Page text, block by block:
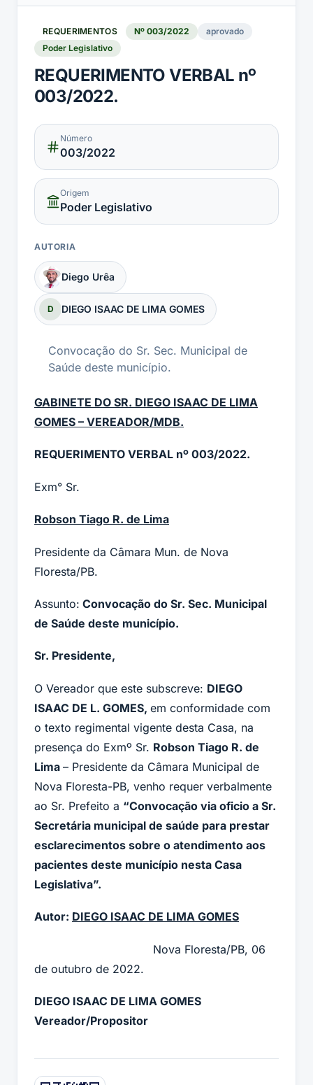
REQUERIMENTOS Nº 003/2022
aprovado
Poder Legislativo
REQUERIMENTO VERBAL nº
003/2022.
Número
003/2022
Origem
Poder Legislativo
AUTORIA
Diego Urêa
D DIEGO ISAAC DE LIMA GOMES
Convocação do Sr. Sec. Municipal de
Saúde deste município.
GABINETE DO SR. DIEGO ISAAC DE LIMA
GOMES – VEREADOR/MDB.
REQUERIMENTO VERBAL nº 003/2022.
Exm° Sr.
Robson Tiago R. de Lima
Presidente da Câmara Mun. de Nova
Floresta/PB.
Assunto: Convocação do Sr. Sec. Municipal
de Saúde deste município.
Sr. Presidente,
O Vereador que este subscreve: DIEGO
ISAAC DE L. GOMES, em conformidade com
o texto regimental vigente desta Casa, na
presença do Exmº Sr. Robson Tiago R. de
Lima – Presidente da Câmara Municipal de
Nova Floresta-PB, venho requer verbalmente
ao Sr. Prefeito a “Convocação via oficio a Sr.
Secretária municipal de saúde para prestar
esclarecimentos sobre o atendimento aos
pacientes deste município nesta Casa
Legislativa”.
Autor: DIEGO ISAAC DE LIMA GOMES
Nova Floresta/PB, 06
de outubro de 2022.
DIEGO ISAAC DE LIMA GOMES
Vereador/Propositor